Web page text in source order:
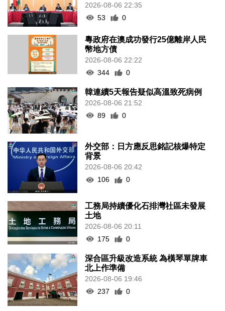
2026-08-06 22:35
53
0
粵政府在澳成功發行25億離岸人民
幣地方債
2026-08-06 22:22
344
0
韓連續5天報告疑似高溫致死病例
2026-08-06 21:52
89
0
外交部：日方應反思銘記核爆特定
背景
2026-08-06 20:42
106
0
工務局持續優化石排灣社區未發展
土地
2026-08-06 20:11
175
0
深合區升級改造系統 為橫琴單牌車
北上作準備
2026-08-06 19:46
237
0